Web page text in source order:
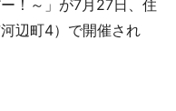
！～」が7月27日、住
辺町4）で開催され